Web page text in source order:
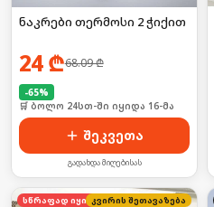
ნაკრები თერმოსი 2 ჭიქით
24₾68.09₾
-65%
🛒 ბოლო 24სთ-ში იყიდა 16-მა
შეკვეთა
გადახდა მიღებისას
სწრაფად იყიდება
კვირის შეთავაზება